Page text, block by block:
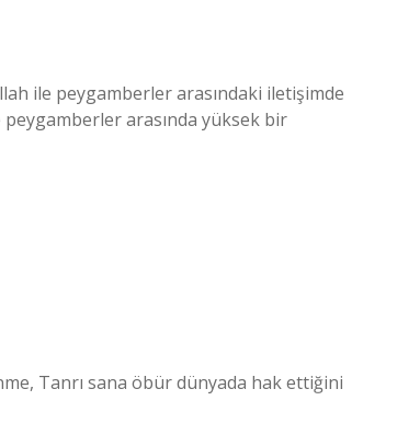
ile peygamberler arasındaki iletişimde
arasında yüksek bir
Tanrı sana öbür dünyada hak ettiğini